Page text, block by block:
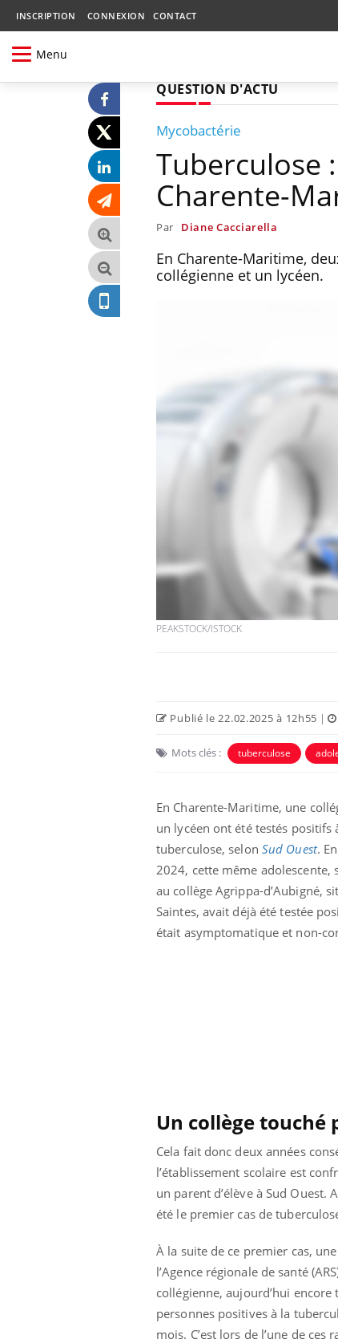
INSCRIPTION CONNEXION CONTACT
Menu
QUESTION D'ACTU
Mycobactérie
Tuberculose
Charente-
Par Diane Cacciarella
En Charente-Maritime,
collégienne et un lycéen.
PEAKSTOCK/ISTOCK
Publié le 22.02.2025 à 12h55 |
Mots clés : tuberculose
En Charente-Maritime, une
un lycéen ont été testés positifs
tuberculose, selon Sud Ouest.
2024, cette même adolescente,
au collège Agrippa-d’Aubigné,
Saintes, avait déjà été testée
était asymptomatique et non-
Un collège touché
Cela fait donc deux années
l’établissement scolaire est
un parent d’élève à Sud
été le premier cas de
À la suite de ce premier cas,
l’Agence régionale de santé
collégienne, aujourd’hui
personnes positives à la
mois. C’est lors de l’une de
lecture ?